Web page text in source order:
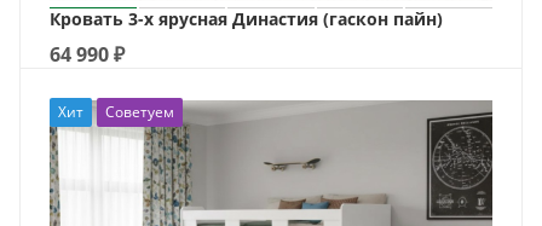
Кровать 3-х ярусная Династия (гаскон пайн)
64 990₽
Хит Советуем